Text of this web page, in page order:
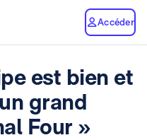
Accéder
est bien et
grand
Four »